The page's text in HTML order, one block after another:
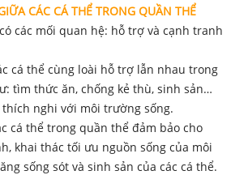
CÁC CÁ THỂ TRONG QUẦN THỂ
các mối quan hệ: hỗ trợ và cạnh tranh
cá thể cùng loài hỗ trợ lẫn nhau trong
tìm thức ăn, chống kẻ thù, sinh sản…
nghi với môi trường sống.
cá thể trong quần thể đảm bảo cho
khai thác tối ưu nguồn sống của môi
sống sót và sinh sản của các cá thể.